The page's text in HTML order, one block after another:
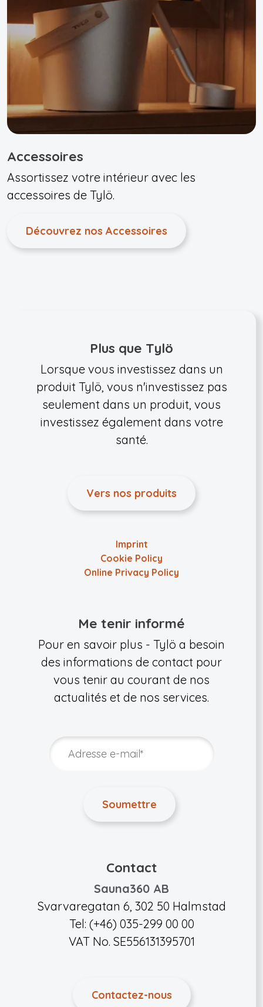
Accessoires
Assortissez votre intérieur avec les
accessoires de Tylö.
Découvrez nos Accessoires
Plus que Tylö
Lorsque vous investissez dans un
produit Tylö, vous n'investissez pas
seulement dans un produit, vous
investissez également dans votre
santé.
Vers nos produits
Imprint
Cookie Policy
Online Privacy Policy
Me tenir informé
Pour en savoir plus - Tylö a besoin
des informations de contact pour
vous tenir au courant de nos
actualités et de nos services.
Contact
Sauna360 AB
Svarvaregatan 6, 302 50 Halmstad
Tel: (+46) 035-299 00 00
VAT No. SE556131395701
Contactez-nous